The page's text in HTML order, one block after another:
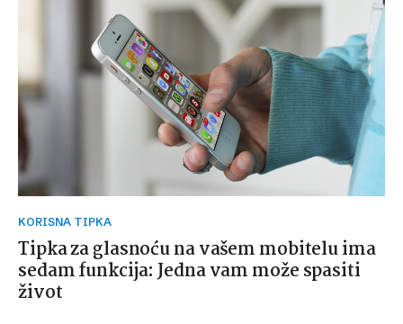
KORISNA TIPKA
Tipka za glasnoću na vašem mobitelu ima
sedam funkcija: Jedna vam može spasiti
život